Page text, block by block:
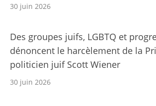
30 juin 2026
Des groupes juifs, LGBTQ et
dénoncent le harcèlement de la
politicien juif Scott Wiener
30 juin 2026